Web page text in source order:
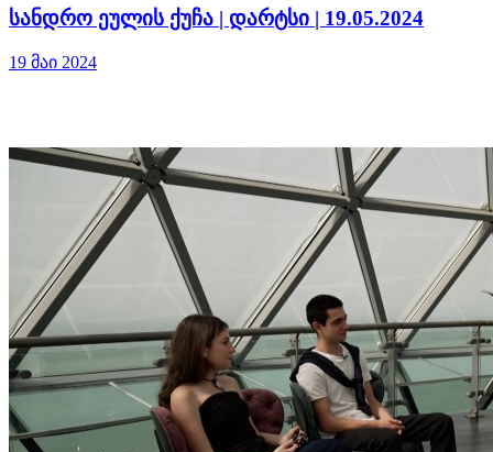
სანდრო ეულის ქუჩა | დარტსი | 19.05.2024
19 მაი 2024